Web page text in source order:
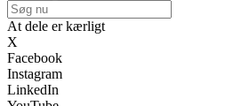
At dele er kærligt
X
Facebook
Instagram
LinkedIn